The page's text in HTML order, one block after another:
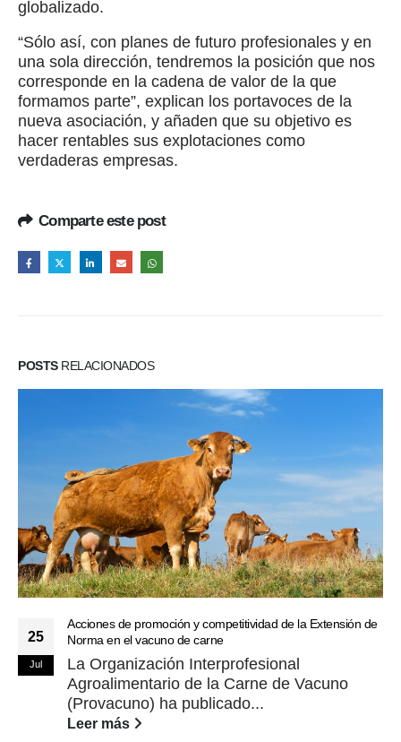
globalizado.
“Sólo así, con planes de futuro profesionales y en
una sola dirección, tendremos la posición que nos
corresponde en la cadena de valor de la que
formamos parte”, explican los portavoces de la
nueva asociación, y añaden que su objetivo es
hacer rentables sus explotaciones como
verdaderas empresas.
Comparte este post
POSTSRELACIONADOS
25
Jul
Acciones de promoción y competitividad de la Extensión de
Norma en el vacuno de carne
La Organización Interprofesional
Agroalimentario de la Carne de Vacuno
(Provacuno) ha publicado...
Leer más